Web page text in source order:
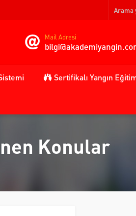
Mail Adresi
Sertifikalı Yangın
Konular